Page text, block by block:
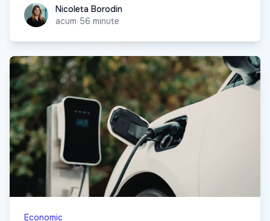
Nicoleta Borodin
Nicoleta Borodin
acum 56 minute
Economic